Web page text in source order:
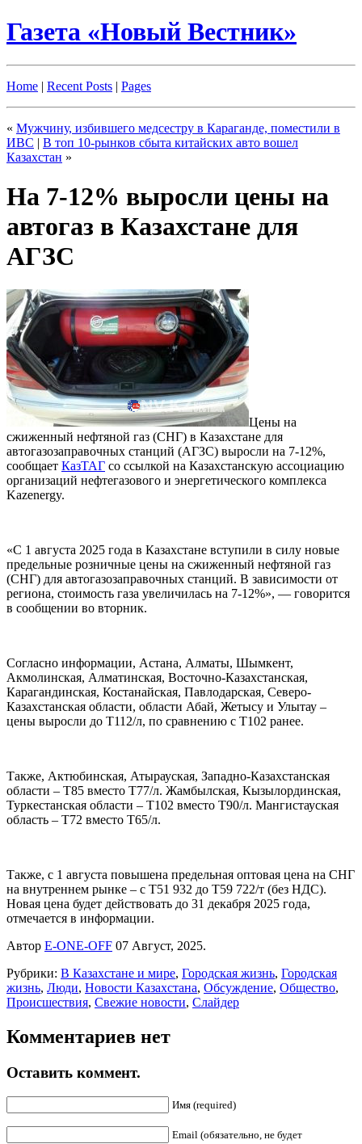
Газета «Новый Вестник»
Home | Recent Posts | Pages
« Мужчину, избившего медсестру в Караганде, поместили в
ИВС | В топ 10-рынков сбыта китайских авто вошел
Казахстан »
На 7-12% выросли цены на
автогаз в Казахстане для
АГЗС
Цены на
сжиженный нефтяной газ (СНГ) в Казахстане для
автогазозаправочных станций (АГЗС) выросли на 7-12%,
сообщает КазТАГ со ссылкой на Казахстанскую ассоциацию
организаций нефтегазового и энергетического комплекса
Kazenergy.
«С 1 августа 2025 года в Казахстане вступили в силу новые
предельные розничные цены на сжиженный нефтяной газ
(СНГ) для автогазозаправочных станций. В зависимости от
региона, стоимость газа увеличилась на 7-12%», — говорится
в сообщении во вторник.
Согласно информации, Астана, Алматы, Шымкент,
Акмолинская, Алматинская, Восточно-Казахстанская,
Карагандинская, Костанайская, Павлодарская, Северо-
Казахстанская области, области Абай, Жетысу и Улытау –
цены выросли до Т112/л, по сравнению с Т102 ранее.
Также, Актюбинская, Атырауская, Западно-Казахстанская
области – Т85 вместо Т77/л. Жамбылская, Кызылординская,
Туркестанская области – Т102 вместо Т90/л. Мангистауская
область – Т72 вместо Т65/л.
Также, с 1 августа повышена предельная оптовая цена на СНГ
на внутреннем рынке – с Т51 932 до Т59 722/т (без НДС).
Новая цена будет действовать до 31 декабря 2025 года,
отмечается в информации.
Автор E-ONE-OFF 07 Август, 2025.
Рубрики: В Казахстане и мире, Городская жизнь, Городская
жизнь, Люди, Новости Казахстана, Обсуждение, Общество,
Происшествия, Свежие новости, Слайдер
Комментариев нет
Оставить коммент.
Имя (required)
Email (обязательно, не будет